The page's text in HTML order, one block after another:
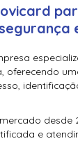
oferecendo
e